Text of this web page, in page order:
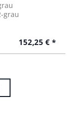
grau
152,25 € *